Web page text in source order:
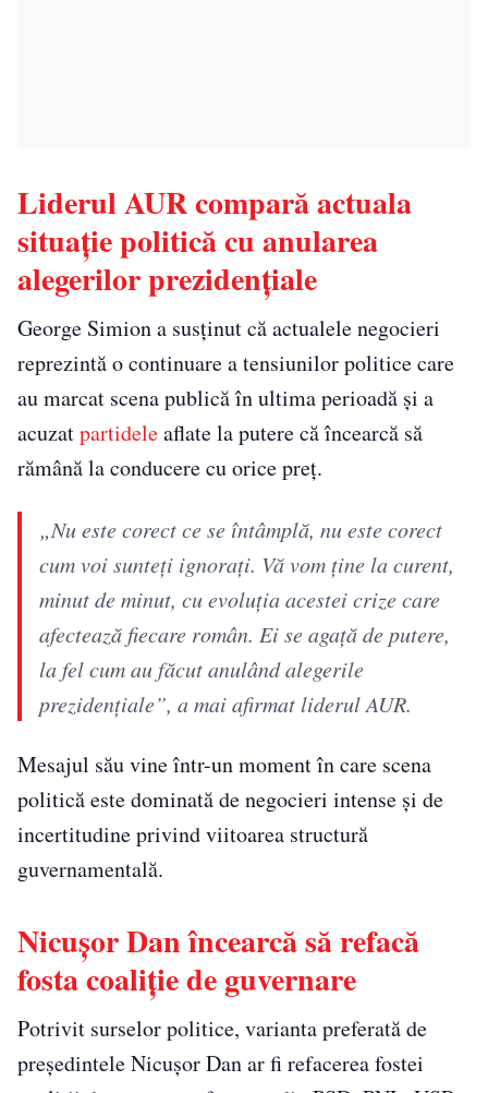
Liderul AUR compară actuala
situație politică cu anularea
alegerilor prezidențiale
George Simion a susținut că actualele negocieri
reprezintă o continuare a tensiunilor politice care
au marcat scena publică în ultima perioadă și a
acuzatpartideleaflate la putere că încearcă să
rămână la conducere cu orice preț.
„Nu este corect ce se întâmplă, nu este corect
cum voi sunteţi ignoraţi. Vă vom ţine la curent,
minut de minut, cu evoluţia acestei crize care
afectează fiecare român. Ei se agaţă de putere,
la fel cum au făcut anulând alegerile
prezidenţiale”, a mai afirmat liderul AUR.
Mesajul său vine într-un moment în care scena
politică este dominată de negocieri intense și de
incertitudine privind viitoarea structură
guvernamentală.
Nicușor Dan încearcă să refacă
fosta coaliție de guvernare
Potrivit surselor politice, varianta preferată de
președintele Nicușor Dan ar fi refacerea fostei